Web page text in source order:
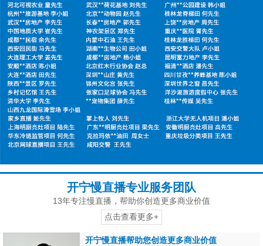
开宁慢直播专业服务团队
13年专注慢直播，帮助你创造更多商业价值
点击查看更多+
开宁慢直播帮助您创造更多商业价值